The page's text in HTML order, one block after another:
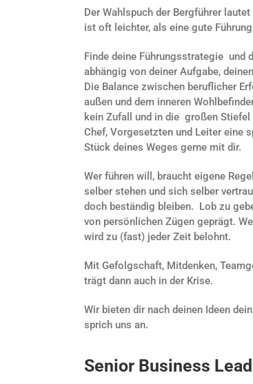
Der Wahlspuch der Bergführer
ist oft leichter, als eine gute
Finde deine Führungsstrategie und
abhängig von deiner Aufgabe,
Die Balance zwischen beruflicher
außen und dem inneren
kein Zufall und in die großen
Chef, Vorgesetzten und Leiter eine
Stück deines Weges gerne mit dir.
Wer führen will, braucht eigene
selber stehen und sich selber
doch beständig bleiben. Lob zu
von persönlichen Zügen geprägt.
wird zu (fast) jeder Zeit belohnt.
Mit Gefolgschaft, Mitdenken,
trägt dann auch in der Krise.
Wir bieten dir nach deinen Ideen
sprich uns an.
Senior Business